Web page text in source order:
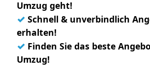
Umzug geht!
✓ Schnell & unverbindlich
erhalten!
✓ Finden Sie das beste
Umzug!